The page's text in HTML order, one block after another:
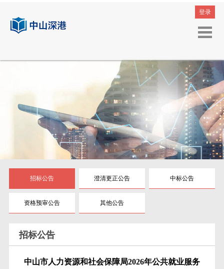
登录
招标公告 澄清更正公告 中标公告
资格预审公告 其他公告
招标公告
中山市人力资源和社会保障局2026年公共就业服务